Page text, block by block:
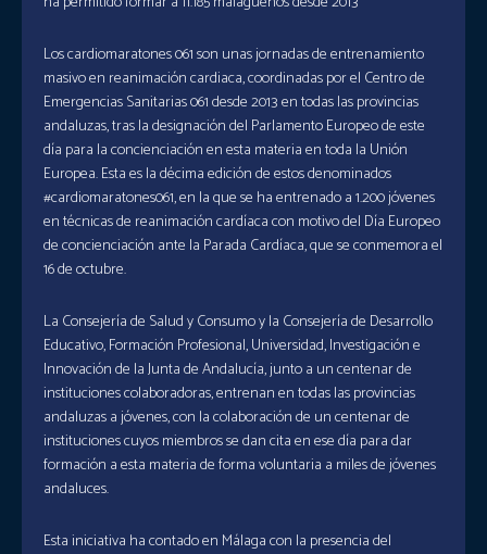
Los cardiomaratones 061 son unas jornadas de entrenamiento
masivo en reanimación cardiaca, coordinadas por el Centro de
Emergencias Sanitarias 061 desde 2013 en todas las provincias
andaluzas, tras la designación del Parlamento Europeo de este
día para la concienciación en esta materia en toda la Unión
Europea. Esta es la décima edición de estos denominados
#cardiomaratones061, en la que se ha entrenado a 1.200 jóvenes
en técnicas de reanimación cardíaca con motivo del Día Europeo
de concienciación ante la Parada Cardíaca, que se conmemora el
16 de octubre.
La Consejería de Salud y Consumo y la Consejería de Desarrollo
Educativo, Formación Profesional, Universidad, Investigación e
Innovación de la Junta de Andalucía, junto a un centenar de
instituciones colaboradoras, entrenan en todas las provincias
andaluzas a jóvenes, con la colaboración de un centenar de
instituciones cuyos miembros se dan cita en ese día para dar
formación a esta materia de forma voluntaria a miles de jóvenes
andaluces.
Esta iniciativa ha contado en Málaga con la presencia del